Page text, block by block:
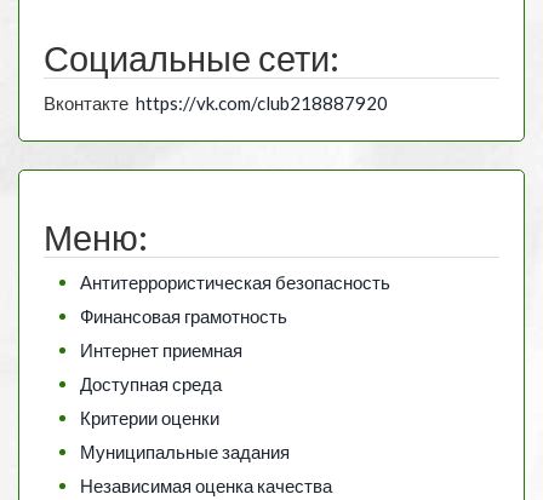
Социальные сети:
Вконтакте https://vk.com/club218887920
Меню:
Антитеррористическая безопасность
Финансовая грамотность
Интернет приемная
Доступная среда
Критерии оценки
Муниципальные задания
Независимая оценка качества